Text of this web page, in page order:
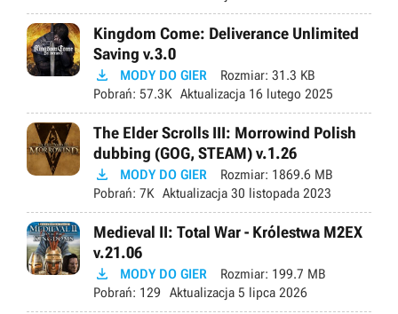
Kingdom Come: Deliverance Unlimited
Saving v.3.0
 MODY DO GIER Rozmiar: 31.3 KB
Pobrań: 57.3K Aktualizacja 16 lutego 2025
The Elder Scrolls III: Morrowind Polish
dubbing (GOG, STEAM) v.1.26
 MODY DO GIER Rozmiar: 1869.6 MB
Pobrań: 7K Aktualizacja 30 listopada 2023
Medieval II: Total War - Królestwa M2EX
v.21.06
 MODY DO GIER Rozmiar: 199.7 MB
Pobrań: 129 Aktualizacja 5 lipca 2026